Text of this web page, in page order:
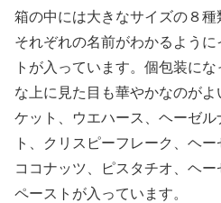
箱の中には大きなサイズの８種
それぞれの名前がわかるよう
トが入っています。個包装に
な上に見た目も華やかなのが
ケット、ウエハース、ヘーゼ
ト、クリスピーフレーク、ヘ
ココナッツ、ピスタチオ、ヘー
ペーストが入っています。